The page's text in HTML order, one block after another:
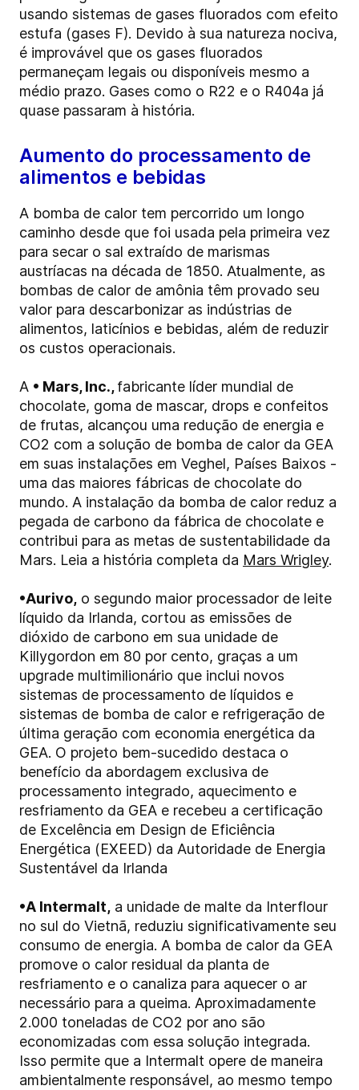
usando sistemas de gases fluorados com efeito
estufa (gases F). Devido à sua natureza nociva,
é improvável que os gases fluorados
permaneçam legais ou disponíveis mesmo a
médio prazo. Gases como o R22 e o R404a já
quase passaram à história.
Aumento do processamento de
alimentos e bebidas
A bomba de calor tem percorrido um longo
caminho desde que foi usada pela primeira vez
para secar o sal extraído de marismas
austríacas na década de 1850. Atualmente, as
bombas de calor de amônia têm provado seu
valor para descarbonizar as indústrias de
alimentos, laticínios e bebidas, além de reduzir
os custos operacionais.
A • Mars, Inc.,fabricante líder mundial de
chocolate, goma de mascar, drops e confeitos
de frutas, alcançou uma redução de energia e
CO2 com a solução de bomba de calor da GEA
em suas instalações em Veghel, Países Baixos -
uma das maiores fábricas de chocolate do
mundo. A instalação da bomba de calor reduz a
pegada de carbono da fábrica de chocolate e
contribui para as metas de sustentabilidade da
Mars. Leia a história completa da Mars Wrigley.
•Aurivo, o segundo maior processador de leite
líquido da Irlanda, cortou as emissões de
dióxido de carbono em sua unidade de
Killygordon em 80 por cento, graças a um
upgrade multimilionário que inclui novos
sistemas de processamento de líquidos e
sistemas de bomba de calor e refrigeração de
última geração com economia energética da
GEA. O projeto bem-sucedido destaca o
benefício da abordagem exclusiva de
processamento integrado, aquecimento e
resfriamento da GEA e recebeu a certificação
de Excelência em Design de Eficiência
Energética (EXEED) da Autoridade de Energia
Sustentável da Irlanda
•A Intermalt, a unidade de malte da Interflour
no sul do Vietnã, reduziu significativamente seu
consumo de energia. A bomba de calor da GEA
promove o calor residual da planta de
resfriamento e o canaliza para aquecer o ar
necessário para a queima. Aproximadamente
2.000 toneladas de CO2 por ano são
economizadas com essa solução integrada.
Isso permite que a Intermalt opere de maneira
ambientalmente responsável, ao mesmo tempo